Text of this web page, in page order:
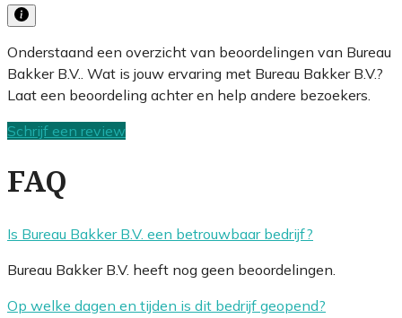
Onderstaand een overzicht van beoordelingen van Bureau
Bakker B.V.. Wat is jouw ervaring met Bureau Bakker B.V.?
Laat een beoordeling achter en help andere bezoekers.
Schrijf een review
FAQ
Is Bureau Bakker B.V. een betrouwbaar bedrijf?
Bureau Bakker B.V. heeft nog geen beoordelingen.
Op welke dagen en tijden is dit bedrijf geopend?